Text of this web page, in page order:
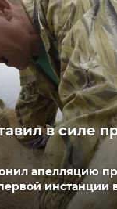
в силе
апелляцию
инстанции